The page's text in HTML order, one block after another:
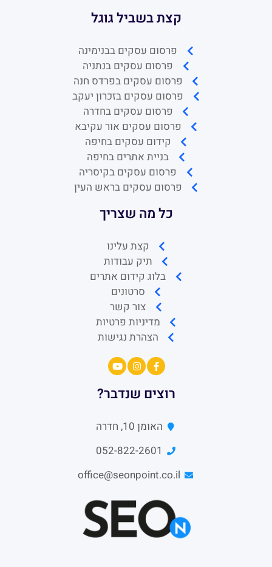
קצת בשביל גוגל
פרסום עסקים בבנימינה
פרסום עסקים בנתניה
פרסום עסקים בפרדס חנה
פרסום עסקים בזכרון יעקב
פרסום עסקים בחדרה
פרסום עסקים אור עקיבא
קידום עסקים בחיפה
בניית אתרים בחיפה
פרסום עסקים בקיסריה
פרסום עסקים בראש העין
כל מה שצריך
קצת עלינו
תיק עבודות
בלוג קידום אתרים
סרטונים
צור קשר
מדיניות פרטיות
הצהרת נגישות
רוצים שנדבר?
האומן 10, חדרה
052-822-2601
office@seonpoint.co.il